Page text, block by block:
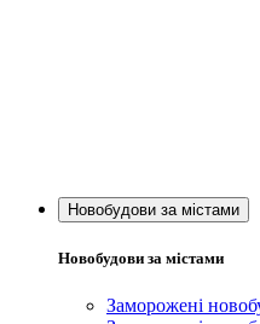
Новобудови за містами
Новобудови за містами
Заморожені